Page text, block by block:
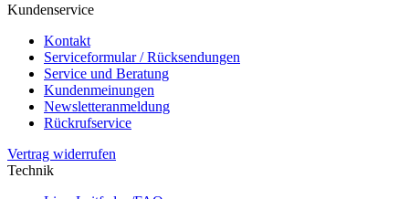
Kundenservice
Kontakt
Serviceformular / Rücksendungen
Service und Beratung
Kundenmeinungen
Newsletteranmeldung
Rückrufservice
Vertrag widerrufen
Technik